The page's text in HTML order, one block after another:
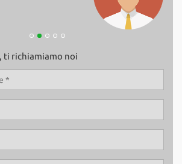
ti richiamiamo noi